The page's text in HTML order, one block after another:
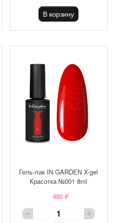
В корзину
Гель-лак IN GARDEN X-gel
Красотка №001 8ml
480 ₽